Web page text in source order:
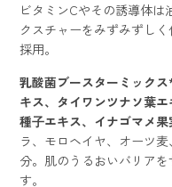
ビタミンCやその誘導体
クスチャーをみずみずし
採用。
乳酸菌ブースターミック
キス、タイワンツナソ葉
種⼦エキス、イナゴマメ果
ラ、モロヘイヤ、オーツ
分。肌のうるおいバリア
す。